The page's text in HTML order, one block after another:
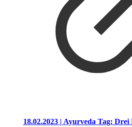
18.02.2023 | Ayurveda Tag: Drei